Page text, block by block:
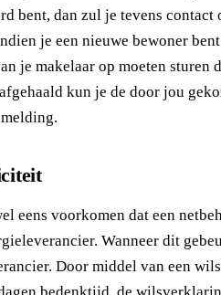
bent, dan zul je tevens contact
je een nieuwe bewoner
je makelaar op moeten sturen
kun je de door jou
eens voorkomen dat een
Wanneer dit
Door middel van een